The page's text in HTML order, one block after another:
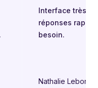
Interface très
réponses rapides
besoin.
Nathalie Leborgne